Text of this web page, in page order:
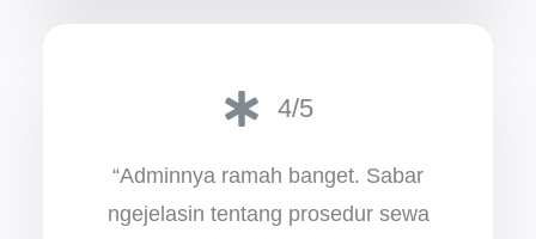
4/5
“Adminnya ramah banget. Sabar
ngejelasin tentang prosedur sewa